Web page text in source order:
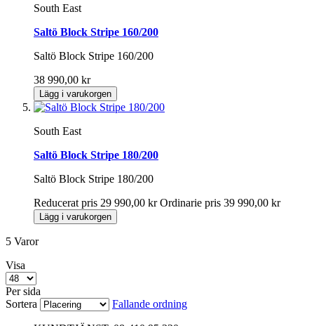
South East
Saltö Block Stripe 160/200
Saltö Block Stripe 160/200
38 990,00 kr
Lägg i varukorgen
South East
Saltö Block Stripe 180/200
Saltö Block Stripe 180/200
Reducerat pris 29 990,00 kr Ordinarie pris 39 990,00 kr
Lägg i varukorgen
5 Varor
Visa
Per sida
Sortera
Fallande ordning